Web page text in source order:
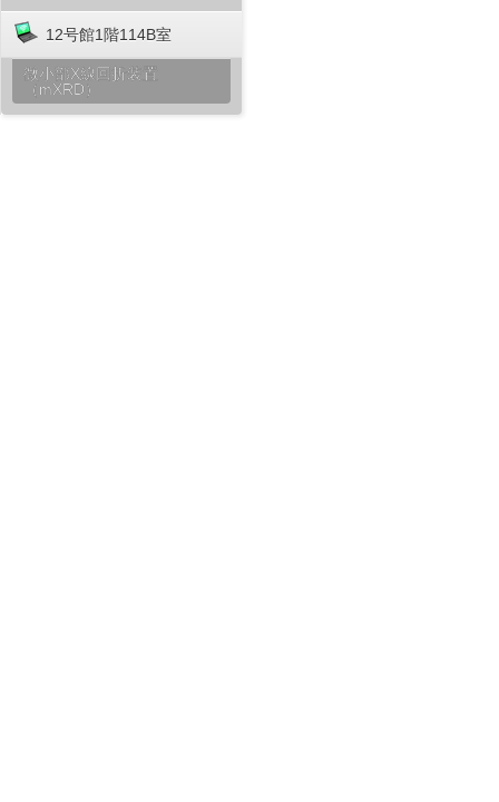
12号館1階114B室
微小部X線回折装置
（mXRD）